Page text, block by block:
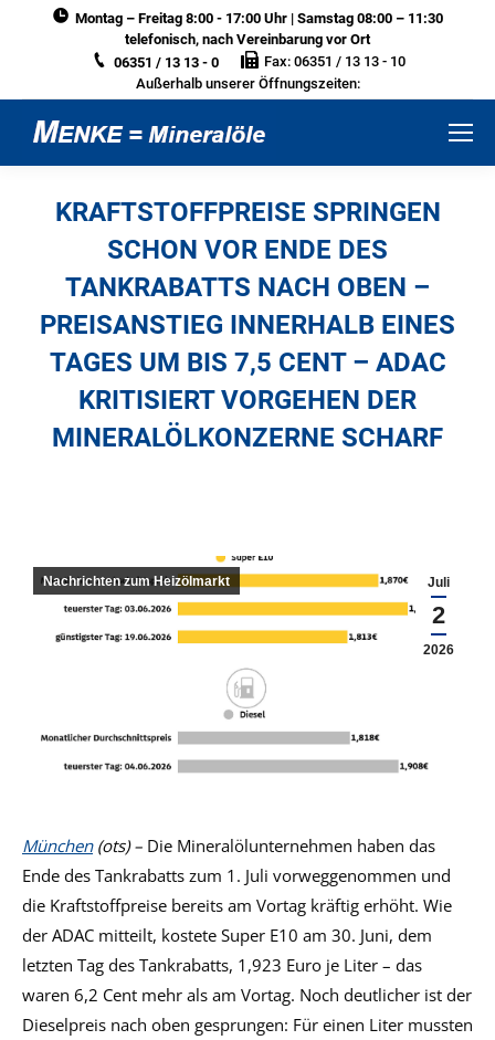
Montag – Freitag 8:00 - 17:00 Uhr | Samstag 08:00 – 11:30
telefonisch, nach Vereinbarung vor Ort
06351 / 13 13 - 0
Fax: 06351 / 13 13 - 10
Außerhalb unserer Öffnungszeiten:
KRAFTSTOFFPREISE SPRINGEN
SCHON VOR ENDE DES
TANKRABATTS NACH OBEN –
PREISANSTIEG INNERHALB EINES
TAGES UM BIS 7,5 CENT – ADAC
KRITISIERT VORGEHEN DER
MINERALÖLKONZERNE SCHARF
Juli
2
2026
Nachrichten zum Heizölmarkt
München(ots) – Die Mineralölunternehmen haben das
Ende des Tankrabatts zum 1. Juli vorweggenommen und
die Kraftstoffpreise bereits am Vortag kräftig erhöht. Wie
der ADAC mitteilt, kostete Super E10 am 30. Juni, dem
letzten Tag des Tankrabatts, 1,923 Euro je Liter – das
waren 6,2 Cent mehr als am Vortag. Noch deutlicher ist der
Dieselpreis nach oben gesprungen: Für einen Liter mussten